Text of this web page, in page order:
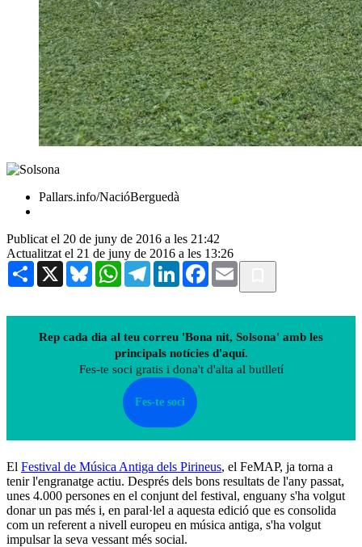
Pallars.info/NacióBerguedà
Publicat el 20 de juny de 2016 a les 21:42
Actualitzat el 21 de juny de 2016 a les 13:26
Share X BlueskyWhatsAppTelegramLinkedInFacebook
Email
Rep cada dia al teu correu 'Bona nit, Solsona' amb les
principals notícies d'aquí.
Fes-te soci gratis i dona't d'alta al butlletí
Fes-te soci
El Festival de Música Antiga dels Pirineus, el FeMAP, ja torna a
tenir l'engranatge actiu. Després dels bons resultats de l'any passat,
unes 4.000 persones en el conjunt del festival, enguany s'ha volgut
donar un pas més i, en paral·lel a aquesta edició que es consolida
com un referent a nivell europeu en música antiga, s'ha volgut
impulsar la seva vessant més social.